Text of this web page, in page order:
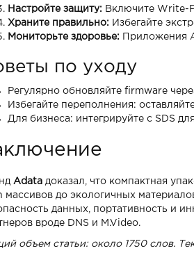
Настройте защиту: Включите Write-
Храните правильно: Избегайте
Мониторьте здоровье: Приложения
по уходу
Регулярно обновляйте firmware
Избегайте переполнения:
Для бизнеса: интегрируйте с SDS
Adata доказал, что компактная
массивов до экологичных
данных, портативность и
вроде DNS и M.Video.
объем статьи: около 1750 слов.